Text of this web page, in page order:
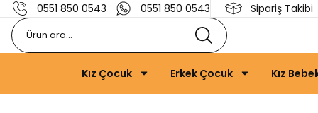
0551 850 0543 0551 850 0543 Sipariş Takibi
Kız Çocuk Erkek Çocuk Kız